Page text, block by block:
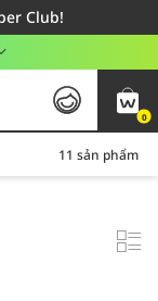
Club!
từ 249,000Đ
TP. Hồ Chí Minh
0
11 sản phẩm